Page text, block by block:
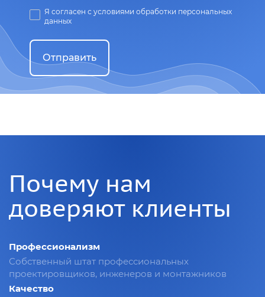
Я согласен с условиями обработки персональных
данных
Отправить
Почему нам
доверяют клиенты
Профессионализм
Собственный штат профессиональных
проектировщиков, инженеров и монтажников
Качество